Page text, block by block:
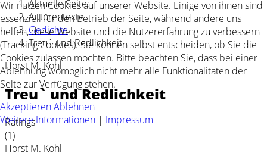
Aktuelle Seite:
Autorentexte
Gedichte
Treu` und Redlichkeit
Horst M. Kohl
Treu` und Redlichkeit
Ratings
(1)
Horst M. Kohl
Wir nutzen Cookies auf unserer Website. Einige von ihnen sind
essenziell für den Betrieb der Seite, während andere uns
helfen, diese Website und die Nutzererfahrung zu verbessern
(Tracking Cookies). Sie können selbst entscheiden, ob Sie die
Cookies zulassen möchten. Bitte beachten Sie, dass bei einer
Ablehnung womöglich nicht mehr alle Funktionalitäten der
Seite zur Verfügung stehen.
AkzeptierenAblehnen
Weitere Informationen | Impressum